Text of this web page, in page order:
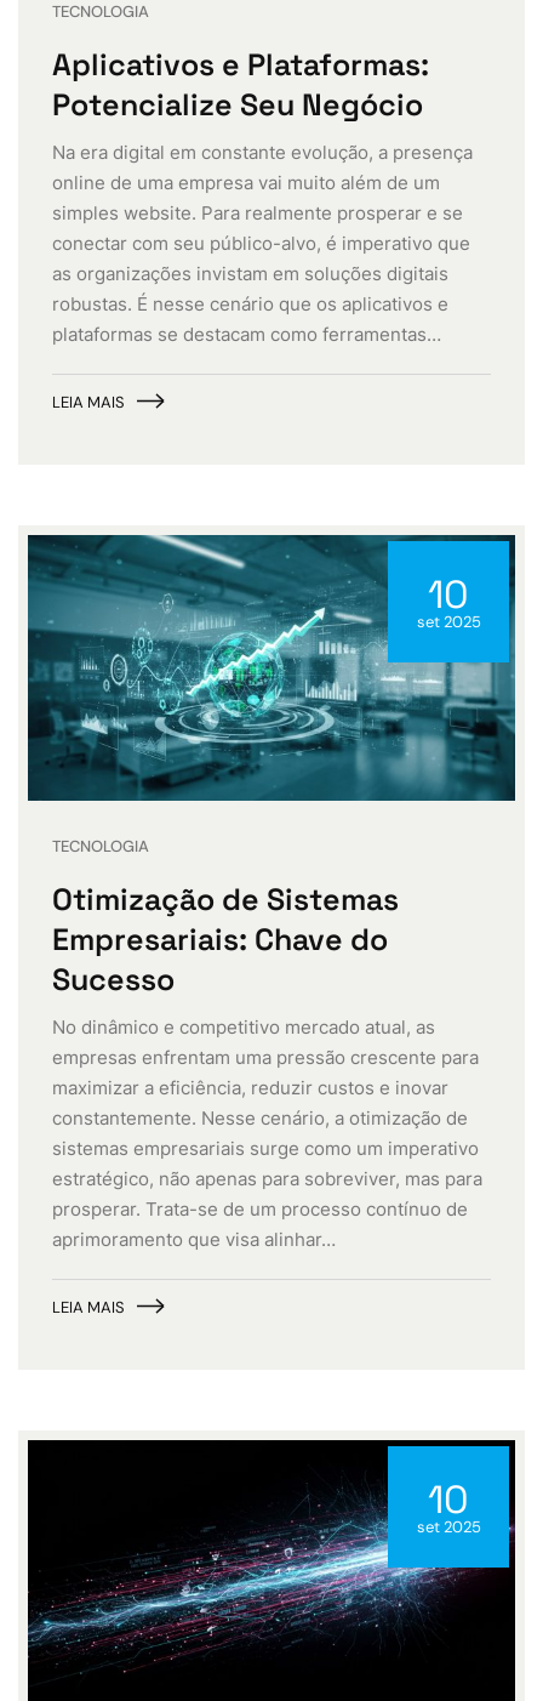
TECNOLOGIA
Aplicativos e Plataformas:
Potencialize Seu Negócio
Na era digital em constante evolução, a presença
online de uma empresa vai muito além de um
simples website. Para realmente prosperar e se
conectar com seu público-alvo, é imperativo que
as organizações invistam em soluções digitais
robustas. É nesse cenário que os aplicativos e
plataformas se destacam como ferramentas…
LEIA MAIS
10
set 2025
TECNOLOGIA
Otimização de Sistemas
Empresariais: Chave do
Sucesso
No dinâmico e competitivo mercado atual, as
empresas enfrentam uma pressão crescente para
maximizar a eficiência, reduzir custos e inovar
constantemente. Nesse cenário, a otimização de
sistemas empresariais surge como um imperativo
estratégico, não apenas para sobreviver, mas para
prosperar. Trata-se de um processo contínuo de
aprimoramento que visa alinhar…
LEIA MAIS
10
set 2025